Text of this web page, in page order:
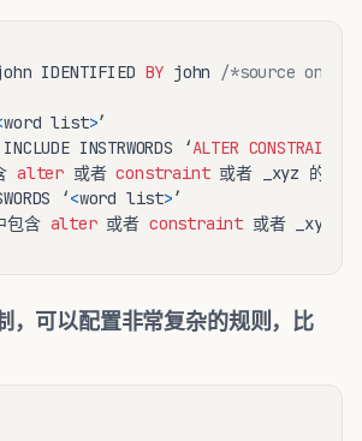
IDENTIFIED BY john /*source only*/
word list>’
INSTRWORDS ‘ALTER CONSTRAINT
alter 或者 constraint 或者 _xyz 的
‘<word list>’
包含 alter 或者 constraint
，可以配置非常复杂的规则，比